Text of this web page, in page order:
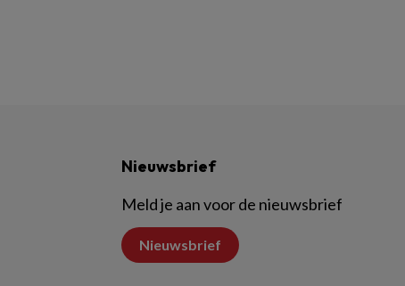
Nieuwsbrief
Meld je aan voor de nieuwsbrief
Nieuwsbrief